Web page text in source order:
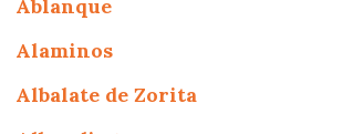
Ablanque
Alaminos
Albalate de Zorita